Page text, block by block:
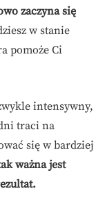
zaczyna się
w stanie
pomoże Ci
intensywny,
traci na
się w bardziej
ważna jest